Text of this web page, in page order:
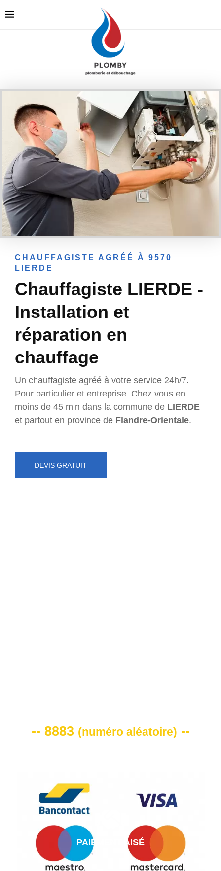
CHAUFFAGISTE AGRÉÉ À 9570
LIERDE
Chauffagiste LIERDE -
Installation et
réparation en
chauffage
Un chauffagiste agréé à votre service 24h/7.
Pour particulier et entreprise. Chez vous en
moins de 45 min dans la commune de LIERDE
et partout en province de Flandre-Orientale.
DEVIS GRATUIT
-- 8883 (numéro aléatoire) --
PAIEMENT AISÉ